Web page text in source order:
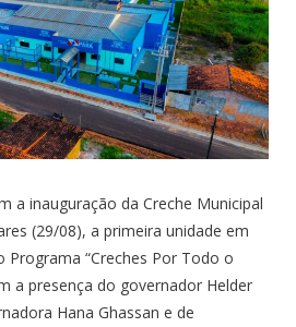
a inauguração da Creche Municipal
(29/08), a primeira unidade em
Programa “Creches Por Todo o
a presença do governador Helder
Hana Ghassan e de